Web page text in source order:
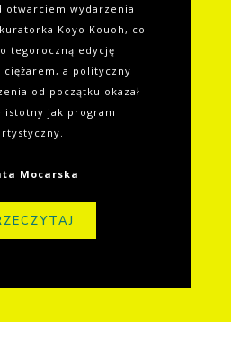
otwarciem wydarzenia
kuratorka Koyo Kouoh, co
tegoroczną edycję
ciężarem, a polityczny
od początku okazał
istotny jak program
Mocarska